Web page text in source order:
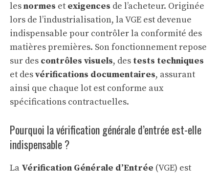
lesnormes et exigences de l’acheteur. Originée
lors de l’industrialisation, la VGE est devenue
indispensable pour contrôler la conformité des
matières premières. Son fonctionnement repose
sur des contrôles visuels, des tests techniques
et desvérifications documentaires, assurant
ainsi que chaque lot est conforme aux
spécifications contractuelles.
Pourquoi la vérification générale d’entrée est-elle
indispensable ?
La Vérification Générale d’Entrée (VGE) est